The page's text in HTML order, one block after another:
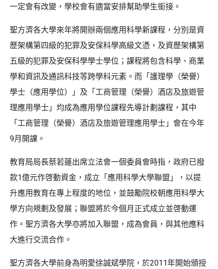
一定會有改變，學校會有適當安排幫助學生銜接。
聖方濟各大學來年將開辦兩個應用科學新課程，分別是資
歷架構第四級的犯罪及安保科學高級文憑，及資歷架構第
五級的犯罪及安保科學學士學位；課程將包含科學、商業
學和資訊及通訊科技等跨學科元素。而「護理學（榮譽）
學士（應用學位）」及「工商管理（榮譽）酒店及旅遊管
理應用學士」均成為應用學位課程先導計劃課程，其中
「工商管理（榮譽）酒店及旅遊管理應用學士」會在今年
9月開課。
教育局局長蔡若蓮出席立法會一個委員會時指，政府已撥
款1億元作啓動資金，成立「應用科學大學聯盟」，以提
升應用教育在專上程度的地位，並鼓勵院校朝應用科學大
學方向規劃及發展；聯盟將於今個月正式成立並啓動運
作。聖方濟各大學亦將加入聯盟，成為會員，與其他應科
大進行交流合作。
聖方濟各大學前身為明愛徐誠斌學院，於2011年開始頒授